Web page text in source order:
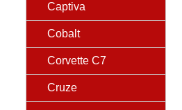
Captiva
Cobalt
Corvette C7
Cruze